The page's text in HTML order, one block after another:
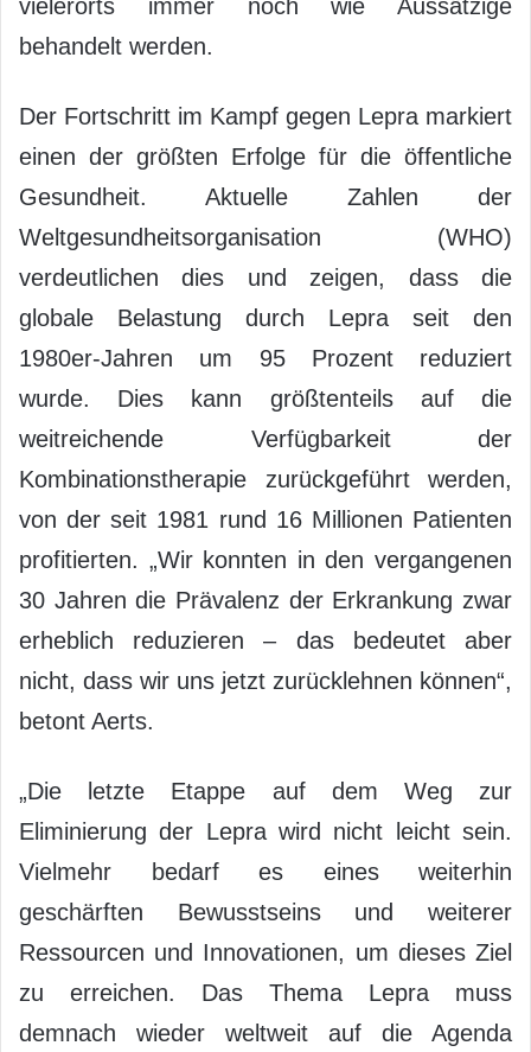
vielerorts immer noch wie Aussätzige
behandelt werden.
Der Fortschritt im Kampf gegen Lepra markiert
einen der größten Erfolge für die öffentliche
Gesundheit. Aktuelle Zahlen der
Weltgesundheitsorganisation (WHO)
verdeutlichen dies und zeigen, dass die
globale Belastung durch Lepra seit den
1980er-Jahren um 95 Prozent reduziert
wurde. Dies kann größtenteils auf die
weitreichende Verfügbarkeit der
Kombinationstherapie zurückgeführt werden,
von der seit 1981 rund 16 Millionen Patienten
profitierten. „Wir konnten in den vergangenen
30 Jahren die Prävalenz der Erkrankung zwar
erheblich reduzieren – das bedeutet aber
nicht, dass wir uns jetzt zurücklehnen können“,
betont Aerts.
„Die letzte Etappe auf dem Weg zur
Eliminierung der Lepra wird nicht leicht sein.
Vielmehr bedarf es eines weiterhin
geschärften Bewusstseins und weiterer
Ressourcen und Innovationen, um dieses Ziel
zu erreichen. Das Thema Lepra muss
demnach wieder weltweit auf die Agenda